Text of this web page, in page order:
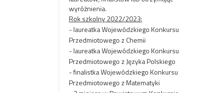
wyróżnienia.
Rok szkolny 2022/2023:
- laureatka Wojewódzkiego Konkursu
Przedmiotowego z Chemii
- laureatka Wojewódzkiego Konkursu
Przedmiotowego z Języka Polskiego
- finalistka Wojewódzkiego Konkursu
Przedmiotowego z Matematyki